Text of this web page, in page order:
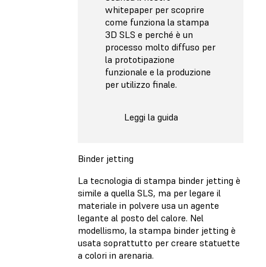
whitepaper per scoprire
come funziona la stampa
3D SLS e perché è un
processo molto diffuso per
la prototipazione
funzionale e la produzione
per utilizzo finale.
Leggi la guida
Binder jetting
La tecnologia di stampa binder jetting è
simile a quella SLS, ma per legare il
materiale in polvere usa un agente
legante al posto del calore. Nel
modellismo, la stampa binder jetting è
usata soprattutto per creare statuette
a colori in arenaria.